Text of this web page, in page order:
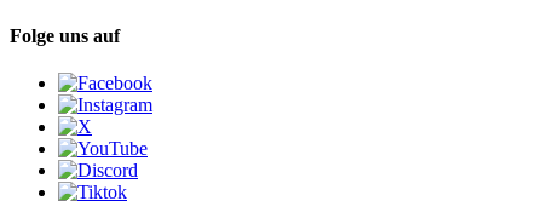
Folge uns auf